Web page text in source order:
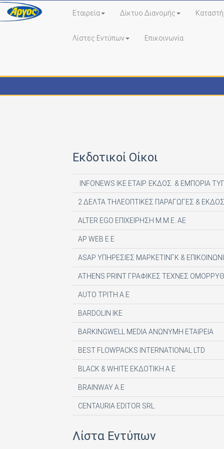
Εταιρεία Δίκτυο Διανομής
Λίστες Εντύπων Επικοινωνία
Εκδοτικοί Οίκοι
INFONEWS ΙΚΕ ΕΤΑΙΡ. ΕΚΔΟΣ. & ΕΜΠΟΡΙΑ
2 ΔΕΛΤΑ ΤΗΛΕΟΠΤΙΚΕΣ ΠΑΡΑΓΩΓΕΣ &
ALTER EGO ΕΠΙΧΕΙΡΗΣΗ Μ.Μ.Ε. ΑΕ
AP WEB Ε Ε
ASAP ΥΠΗΡΕΣΙΕΣ ΜΑΡΚΕΤΙΝΓΚ &
ATHENS PRINT ΓΡΑΦΙΚΕΣ ΤΕΧΝΕΣ
AUTO ΤΡΙΤΗ Α.Ε
BARDOLIN ΙΚΕ
BARKINGWELL MEDIA ΑΝΩΝΥΜΗ ΕΤΑΙΡΕΙΑ
BEST FLOWPACKS INTERNATIONAL LTD
BLACK & WHITE ΕΚΔΟΤΙΚΗ Α.Ε
BRAINWAY A.E
CENTAURIA EDITOR SRL
Λίστα Εντύπων